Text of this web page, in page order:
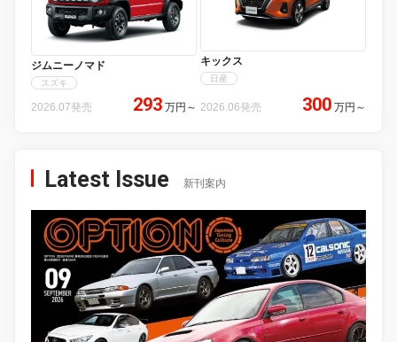
ジムニーノマド
スズキ
2026.07発売 293 万円 ～
キックス
日産
2026.06発売 300 万円 ～
Latest Issue 新刊案内